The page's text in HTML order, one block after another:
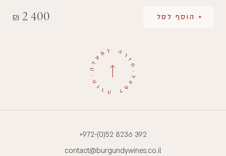
₪ 2 400 + הוסף לסל
+972-(0)52 8236 392
contact@burgundywines.co.il